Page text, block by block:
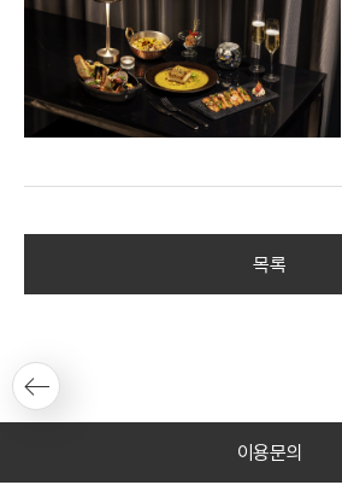
목록
이용문의